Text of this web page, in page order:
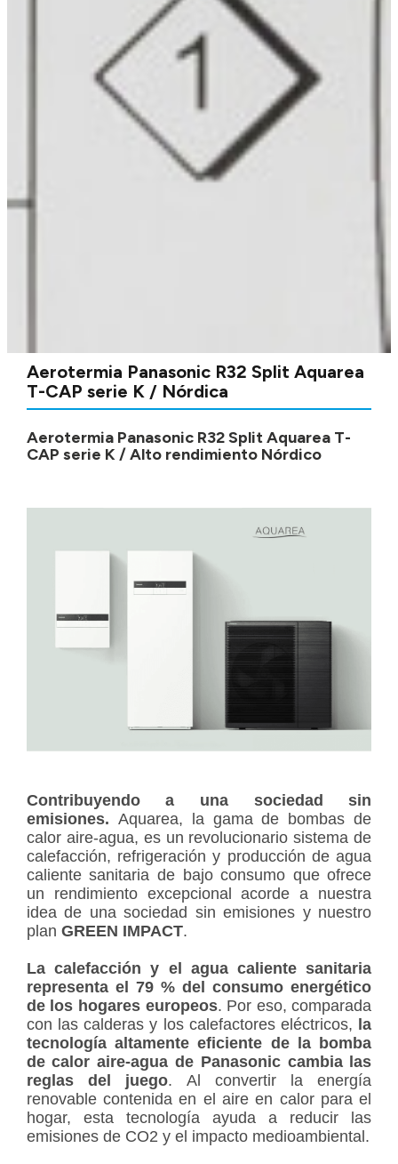
Aerotermia Panasonic R32 Split Aquarea
T-CAP serie K / Nórdica
Aerotermia Panasonic R32 Split Aquarea T-
CAP serie K / Alto rendimiento Nórdico
Contribuyendo a una sociedad sin
emisiones. Aquarea, la gama de bombas de
calor aire-agua, es un revolucionario sistema de
calefacción, refrigeración y producción de agua
caliente sanitaria de bajo consumo que ofrece
un rendimiento excepcional acorde a nuestra
idea de una sociedad sin emisiones y nuestro
plan GREEN IMPACT.
La calefacción y el agua caliente sanitaria
representa el 79 % del consumo energético
de los hogares europeos. Por eso, comparada
con las calderas y los calefactores eléctricos, la
tecnología altamente eficiente de la bomba
de calor aire-agua de Panasonic cambia las
reglas del juego. Al convertir la energía
renovable contenida en el aire en calor para el
hogar, esta tecnología ayuda a reducir las
emisiones de CO2 y el impacto medioambiental.